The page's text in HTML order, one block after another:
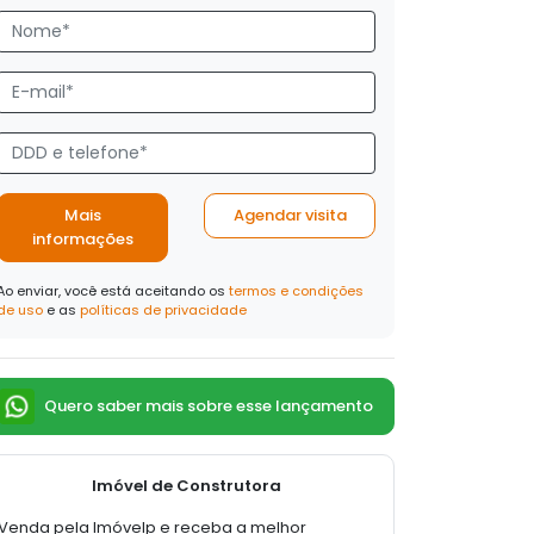
Mais
informações
Agendar visita
enviar, você está aceitando os termos e condições
uso e as políticas de privacidade
Quero saber mais sobre esse lançamento
Imóvel de Construtora
pela Imóvelp e receba a melhor